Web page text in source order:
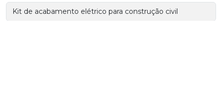
Kit de acabamento elétrico para construção civil